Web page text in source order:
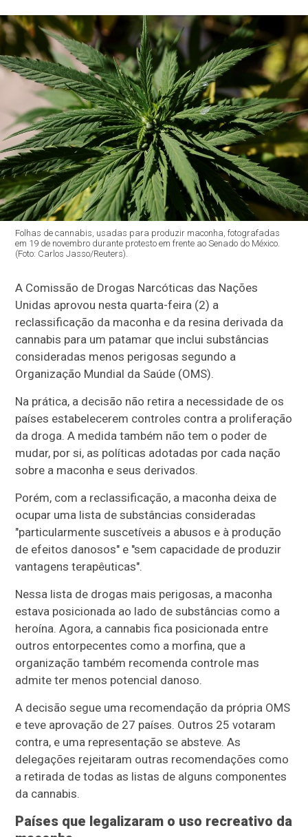
Folhas de cannabis, usadas para produzir maconha, fotografadas
em 19 de novembro durante protesto em frente ao Senado do México.
(Foto: Carlos Jasso/Reuters).
A Comissão de Drogas Narcóticas das Nações
Unidas aprovou nesta quarta-feira (2) a
reclassificação da maconha e da resina derivada da
cannabis para um patamar que inclui substâncias
consideradas menos perigosas segundo a
Organização Mundial da Saúde (OMS).
Na prática, a decisão não retira a necessidade de os
países estabelecerem controles contra a proliferação
da droga. A medida também não tem o poder de
mudar, por si, as políticas adotadas por cada nação
sobre a maconha e seus derivados.
Porém, com a reclassificação, a maconha deixa de
ocupar uma lista de substâncias consideradas
"particularmente suscetíveis a abusos e à produção
de efeitos danosos" e "sem capacidade de produzir
vantagens terapêuticas".
Nessa lista de drogas mais perigosas, a maconha
estava posicionada ao lado de substâncias como a
heroína. Agora, a cannabis fica posicionada entre
outros entorpecentes como a morfina, que a
organização também recomenda controle mas
admite ter menos potencial danoso.
A decisão segue uma recomendação da própria OMS
e teve aprovação de 27 países. Outros 25 votaram
contra, e uma representação se absteve. As
delegações rejeitaram outras recomendações como
a retirada de todas as listas de alguns componentes
da cannabis.
Países que legalizaram o uso recreativo da